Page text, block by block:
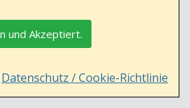
und Akzeptiert.
Datenschutz / Cookie-Richtlinie